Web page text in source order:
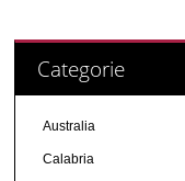
Categorie
Australia
Calabria